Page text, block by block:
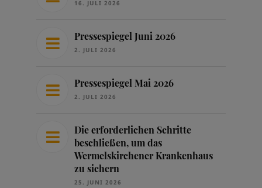
16. JULI 2026
Pressespiegel Juni 2026
2. JULI 2026
Pressespiegel Mai 2026
2. JULI 2026
Die erforderlichen Schritte
beschließen, um das
Wermelskirchener Krankenhaus
zu sichern
25. JUNI 2026